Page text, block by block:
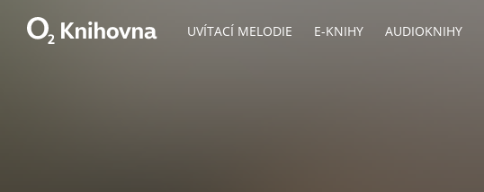
UVÍTACÍ MELODIE E-KNIHY AUDIOKNIHY